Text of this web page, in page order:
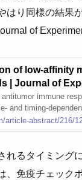
はり同様の結果
of
of low-affinity
| Journal of
Press
immune
and timing-
れるタイミング
、免疫チェック